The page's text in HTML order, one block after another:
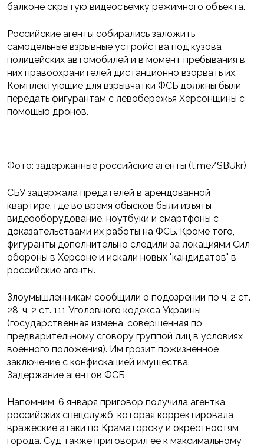
балконе скрытую видеосъемку режимного объекта.
Российские агенты собирались заложить
самодельные взрывные устройства под кузова
полицейских автомобилей и в момент пребывания в
них правоохранителей дистанционно взорвать их.
Комплектующие для взрывчатки ФСБ должны были
передать фигурантам с левобережья Херсонщины с
помощью дронов.
Фото: задержанные российские агенты (t.me/SBUkr)
СБУ задержала предателей в арендованной
квартире, где во время обысков были изъяты
видеооборудование, ноутбуки и смартфоны с
доказательствами их работы на ФСБ. Кроме того,
фигуранты дополнительно следили за локациями Сил
обороны в Херсоне и искали новых "кандидатов" в
российские агенты.
Злоумышленникам сообщили о подозрении по ч. 2 ст.
28, ч. 2 ст. 111 Уголовного кодекса Украины
(государственная измена, совершенная по
предварительному сговору группой лиц в условиях
военного положения). Им грозит пожизненное
заключение с конфискацией имущества.
Задержание агентов ФСБ
Напомним, 6 января приговор получила агентка
российских спецслужб, которая корректировала
вражеские атаки по Краматорску и окрестностям
города. Суд также приговорил ее к максимальному